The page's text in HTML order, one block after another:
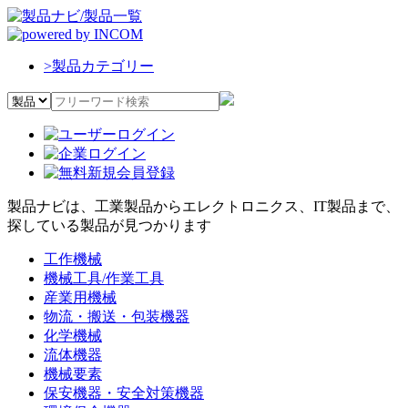
>製品カテゴリー
製品ナビは、工業製品からエレクトロニクス、IT製品まで、
探している製品が見つかります
工作機械
機械工具/作業工具
産業用機械
物流・搬送・包装機器
化学機械
流体機器
機械要素
保安機器・安全対策機器